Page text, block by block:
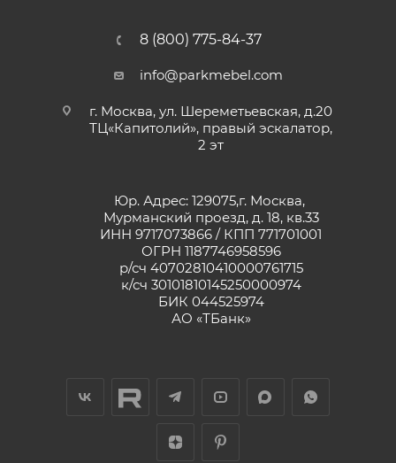
8 (800) 775-84-37
info@parkmebel.com
г. Москва, ул. Шереметьевская, д.20
ТЦ«Капитолий», правый эскалатор,
2 эт
Юр. Адрес: 129075,г. Москва,
Мурманский проезд, д. 18, кв.33
ИНН 9717073866 / КПП 771701001
ОГРН 1187746958596
р/сч 40702810410000761715
к/сч 30101810145250000974
БИК 044525974
АО «ТБанк»